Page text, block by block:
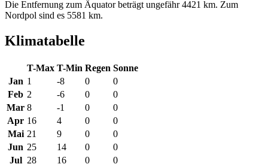
Die Entfernung zum Äquator beträgt ungefähr 4421 km. Zum
Nordpol sind es 5581 km.
Klimatabelle
T-Max T-Min Regen Sonne
Jan 1 -8 0
0
Feb 2 -6 0
0
Mar 8 -1 0
0
Apr 16 4 0
0
Mai 21 9 0
0
Jun 25 14 0
0
Jul 28 16 0
0